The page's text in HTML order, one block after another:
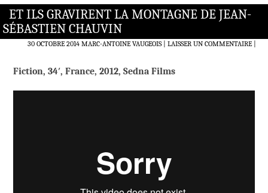
ET ILS GRAVIRENT LA MONTAGNE DE JEAN-
SÉBASTIEN CHAUVIN
30 OCTOBRE 2014 MARC-ANTOINE VAUGEOIS LAISSER UN COMMENTAIRE|
Fiction, 34′, France, 2012, Sedna Films